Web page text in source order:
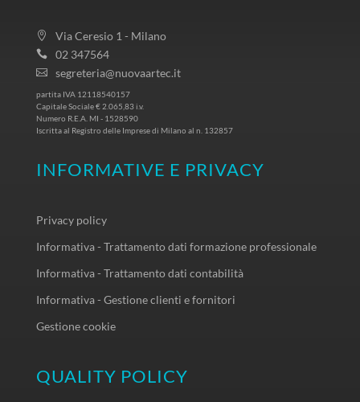
Via Ceresio 1 - Milano
02 347564
segreteria@nuovaartec.it
partita IVA 12118540157
Capitale Sociale € 2.065,83 i.v.
Numero R.E.A. MI - 1528590
Iscritta al Registro delle Imprese di Milano al n. 132857
INFORMATIVE E PRIVACY
Privacy policy
Informativa - Trattamento dati formazione professionale
Informativa - Trattamento dati contabilità
Informativa - Gestione clienti e fornitori
Gestione cookie
QUALITY POLICY